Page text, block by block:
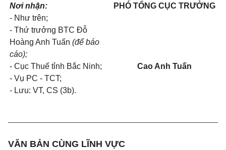
Nơi nhận:
- Như trên;
- Thứ trưởng BTC Đỗ
Hoàng Anh Tuấn (để báo
cáo);
- Cục Thuế tỉnh Bắc Ninh;
- Vụ PC - TCT;
- Lưu: VT, CS (3b).
PHÓ TỔNG CỤC TRƯỞNG
Cao Anh Tuấn
VĂN BẢN CÙNG LĨNH VỰC